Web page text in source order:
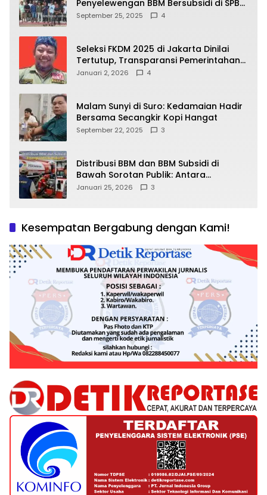
Penyelewengan BBM Bersubsidi di SPBU
64.78809 Teluk Batang
September 25, 2025 4
Seleksi FKDM 2025 di Jakarta Dinilai
Tertutup, Transparansi Pemerintahan
Pramono–Rano Dipertanyakan
Januari 2, 2026 4
Malam Sunyi di Suro: Kedamaian Hadir
Bersama Secangkir Kopi Hangat
September 22, 2025 3
Distribusi BBM dan BBM Subsidi di
Bawah Sorotan Publik: Antara
Kepentingan Negara, Hak Konsumen,
Januari 25, 2026 3
Kesempatan Bergabung dengan Kami!